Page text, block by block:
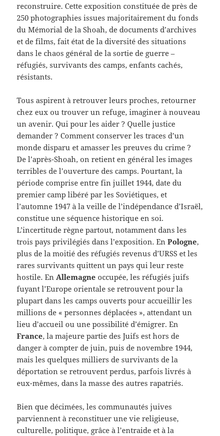
reconstruire. Cette exposition constituée de près de
250 photographies issues majoritairement du fonds
du Mémorial de la Shoah, de documents d’archives
et de films, fait état de la diversité des situations
dans le chaos général de la sortie de guerre –
réfugiés, survivants des camps, enfants cachés,
résistants.
Tous aspirent à retrouver leurs proches, retourner
chez eux ou trouver un refuge, imaginer à nouveau
un avenir. Qui pour les aider ? Quelle justice
demander ? Comment conserver les traces d’un
monde disparu et amasser les preuves du crime ?
De l’après-Shoah, on retient en général les images
terribles de l’ouverture des camps. Pourtant, la
période comprise entre fin juillet 1944, date du
premier camp libéré par les Soviétiques, et
l’automne 1947 à la veille de l’indépendance d’Israël,
constitue une séquence historique en soi.
L’incertitude règne partout, notamment dans les
trois pays privilégiés dans l’exposition. EnPologne,
plus de la moitié des réfugiés revenus d’URSS et les
rares survivants quittent un pays qui leur reste
hostile. EnAllemagne occupée, les réfugiés juifs
fuyant l’Europe orientale se retrouvent pour la
plupart dans les camps ouverts pour accueillir les
millions de « personnes déplacées », attendant un
lieu d’accueil ou une possibilité d’émigrer. En
France, la majeure partie des Juifs est hors de
danger à compter de juin, puis de novembre 1944,
mais les quelques milliers de survivants de la
déportation se retrouvent perdus, parfois livrés à
eux-mêmes, dans la masse des autres rapatriés.
Bien que décimées, les communautés juives
parviennent à reconstituer une vie religieuse,
culturelle, politique, grâce à l’entraide et à la